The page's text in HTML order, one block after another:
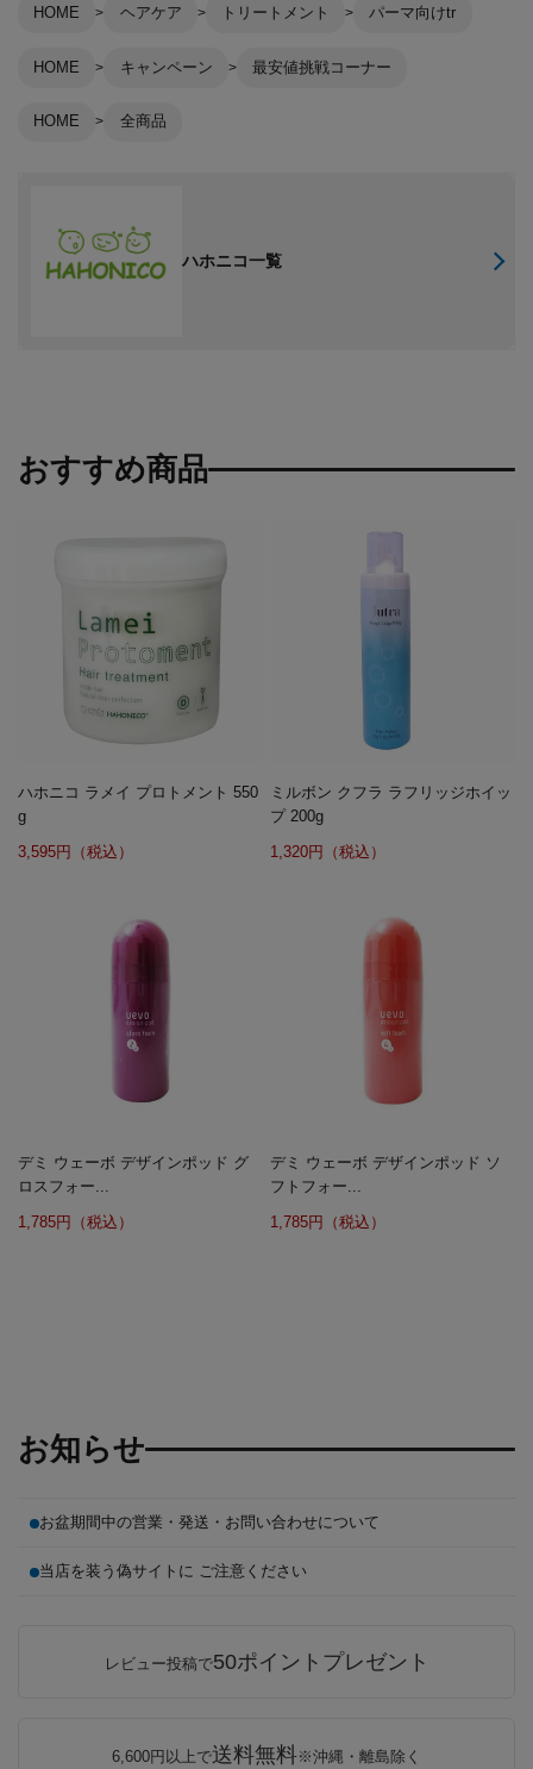
HOME ヘアケア トリートメント パーマ向けtr
HOME キャンペーン 最安値挑戦コーナー
HOME 全商品
ハホニコ一覧
おすすめ商品
ハホニコ ラメイ プロトメント 550
g
3,595円（税込）
ミルボン クフラ ラフリッジホイッ
プ 200g
1,320円（税込）
デミ ウェーボ デザインポッド グ
ロスフォー...
1,785円（税込）
デミ ウェーボ デザインポッド ソ
フトフォー...
1,785円（税込）
お知らせ
お盆期間中の営業・発送・お問い合わせについて
当店を装う偽サイトに ご注意ください
レビュー投稿で50ポイントプレゼント
6,600円以上で送料無料※沖縄・離島除く